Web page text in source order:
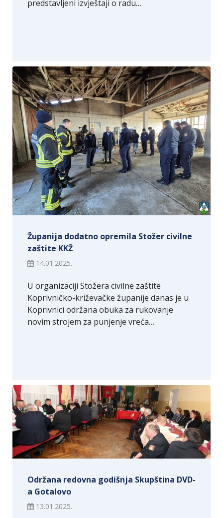
predstavljeni izvještaji o radu…
Županija dodatno opremila Stožer civilne
zaštite KKŽ
14.01.2025.
U organizaciji Stožera civilne zaštite
Koprivničko-križevačke županije danas je u
Koprivnici održana obuka za rukovanje
novim strojem za punjenje vreća…
Održana redovna godišnja Skupština DVD-
a Gotalovo
13.01.2025.